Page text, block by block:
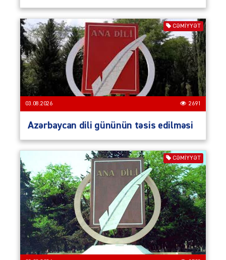
CƏMIYYƏT
03.08.2026 2691
Azərbaycan dili gününün təsis edilməsi
CƏMIYYƏT